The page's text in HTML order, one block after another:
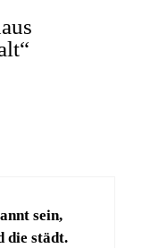
sein,
die städt.